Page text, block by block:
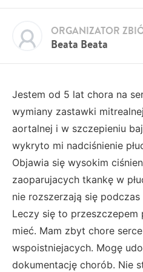
Beata Beata
ORGANIZATOR
Jestem od 5 lat chora na
wymiany zastawki
aortalnej i w szczepieniu
wykryto mi nadciśnienie
Objawia się wysokim
zaoparujacych tkankę w
nie rozszerzają się
Leczy się to przeszczepem
mieć. Mam zbyt chore
wspoistniejacych. Mogę
dokumentację chorób. Nie